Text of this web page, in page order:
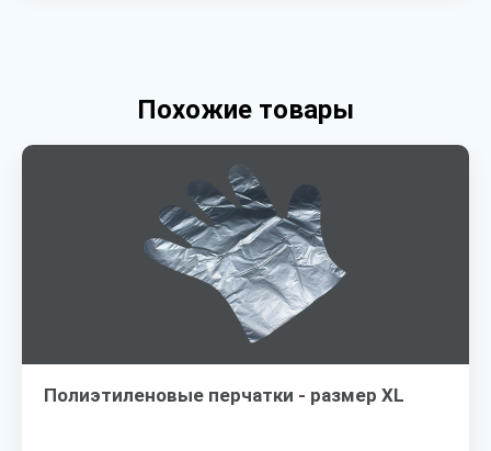
Похожие товары
Полиэтиленовые перчатки - размер XL